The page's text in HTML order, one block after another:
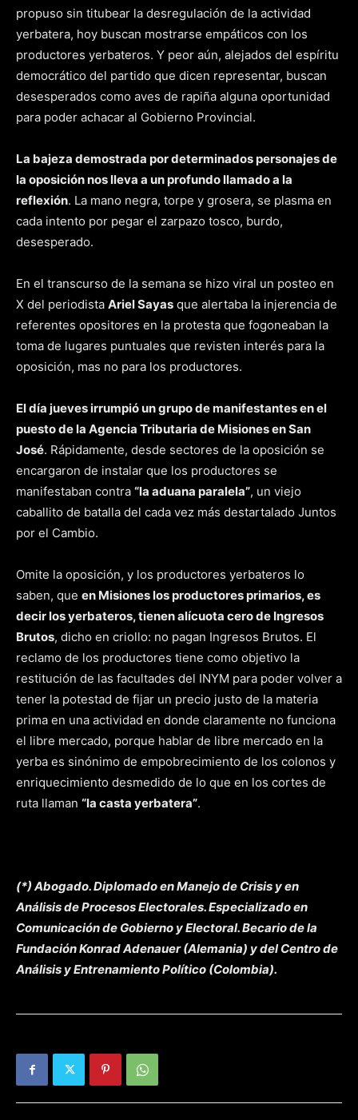
propuso sin titubear la desregulación de la actividad
yerbatera, hoy buscan mostrarse empáticos con los
productores yerbateros. Y peor aún, alejados del espíritu
democrático del partido que dicen representar, buscan
desesperados como aves de rapiña alguna oportunidad
para poder achacar al Gobierno Provincial.
La bajeza demostrada por determinados personajes de
la oposición nos lleva a un profundo llamado a la
reflexión. La mano negra, torpe y grosera, se plasma en
cada intento por pegar el zarpazo tosco, burdo,
desesperado.
En el transcurso de la semana se hizo viral un posteo en
X del periodista Ariel Sayas que alertaba la injerencia de
referentes opositores en la protesta que fogoneaban la
toma de lugares puntuales que revisten interés para la
oposición, mas no para los productores.
El día jueves irrumpió un grupo de manifestantes en el
puesto de la Agencia Tributaria de Misiones en San
José. Rápidamente, desde sectores de la oposición se
encargaron de instalar que los productores se
manifestaban contra “la aduana paralela”, un viejo
caballito de batalla del cada vez más destartalado Juntos
por el Cambio.
Omite la oposición, y los productores yerbateros lo
saben, que en Misiones los productores primarios, es
decir los yerbateros, tienen alícuota cero de Ingresos
Brutos, dicho en criollo: no pagan Ingresos Brutos. El
reclamo de los productores tiene como objetivo la
restitución de las facultades del INYM para poder volver a
tener la potestad de fijar un precio justo de la materia
prima en una actividad en donde claramente no funciona
el libre mercado, porque hablar de libre mercado en la
yerba es sinónimo de empobrecimiento de los colonos y
enriquecimiento desmedido de lo que en los cortes de
ruta llaman “la casta yerbatera”.
(*) Abogado. Diplomado en Manejo de Crisis y en
Análisis de Procesos Electorales. Especializado en
Comunicación de Gobierno y Electoral. Becario de la
Fundación Konrad Adenauer (Alemania) y del Centro de
Análisis y Entrenamiento Político (Colombia).